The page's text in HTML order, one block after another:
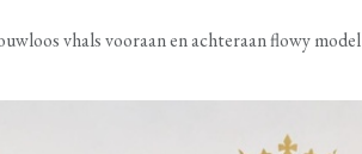
vhals vooraan en achteraan flowy model